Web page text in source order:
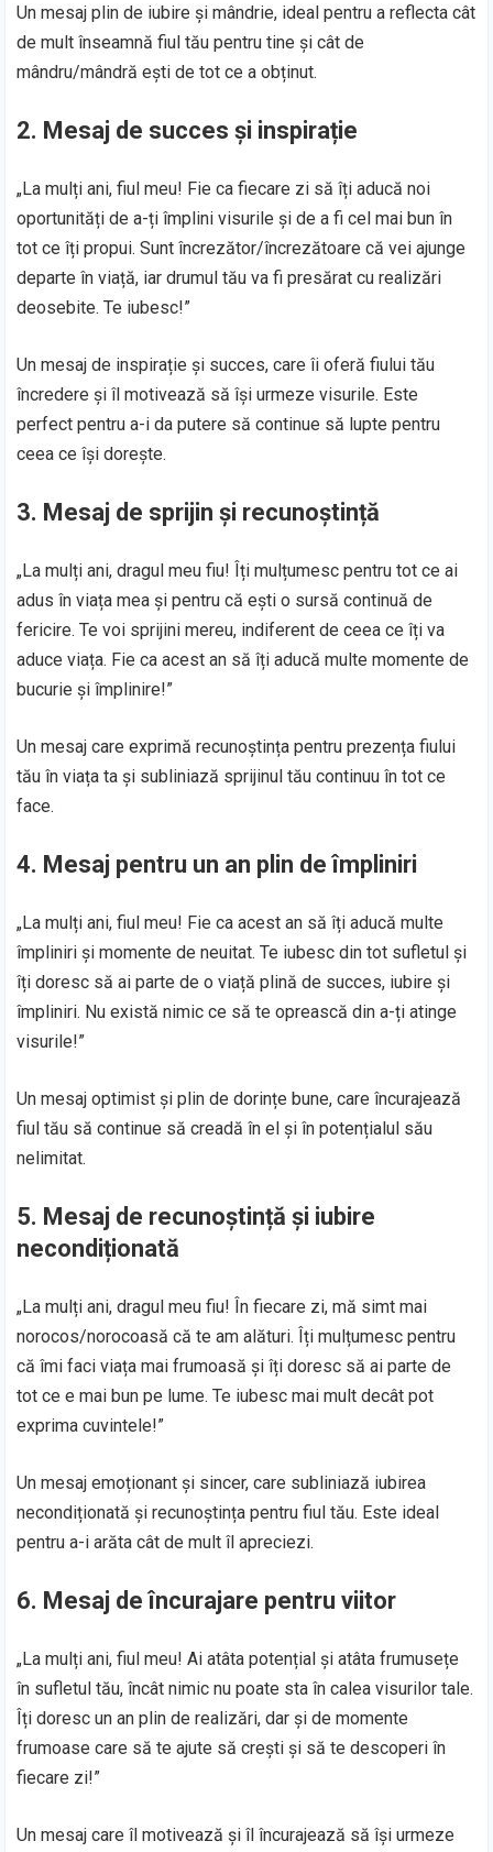
Un mesaj plin de iubire și mândrie, ideal pentru a reflecta cât
de mult înseamnă fiul tău pentru tine și cât de
mândru/mândră ești de tot ce a obținut.
2. Mesaj de succes și inspirație
„La mulți ani, fiul meu! Fie ca fiecare zi să îți aducă noi
oportunități de a-ți împlini visurile și de a fi cel mai bun în
tot ce îți propui. Sunt încrezător/încrezătoare că vei ajunge
departe în viață, iar drumul tău va fi presărat cu realizări
deosebite. Te iubesc!”
Un mesaj de inspirație și succes, care îi oferă fiului tău
încredere și îl motivează să își urmeze visurile. Este
perfect pentru a-i da putere să continue să lupte pentru
ceea ce își dorește.
3. Mesaj de sprijin și recunoștință
„La mulți ani, dragul meu fiu! Îți mulțumesc pentru tot ce ai
adus în viața mea și pentru că ești o sursă continuă de
fericire. Te voi sprijini mereu, indiferent de ceea ce îți va
aduce viața. Fie ca acest an să îți aducă multe momente de
bucurie și împlinire!”
Un mesaj care exprimă recunoștința pentru prezența fiului
tău în viața ta și subliniază sprijinul tău continuu în tot ce
face.
4. Mesaj pentru un an plin de împliniri
„La mulți ani, fiul meu! Fie ca acest an să îți aducă multe
împliniri și momente de neuitat. Te iubesc din tot sufletul și
îți doresc să ai parte de o viață plină de succes, iubire și
împliniri. Nu există nimic ce să te oprească din a-ți atinge
visurile!”
Un mesaj optimist și plin de dorințe bune, care încurajează
fiul tău să continue să creadă în el și în potențialul său
nelimitat.
5. Mesaj de recunoștință și iubire
necondiționată
„La mulți ani, dragul meu fiu! În fiecare zi, mă simt mai
norocos/norocoasă că te am alături. Îți mulțumesc pentru
că îmi faci viața mai frumoasă și îți doresc să ai parte de
tot ce e mai bun pe lume. Te iubesc mai mult decât pot
exprima cuvintele!”
Un mesaj emoționant și sincer, care subliniază iubirea
necondiționată și recunoștința pentru fiul tău. Este ideal
pentru a-i arăta cât de mult îl apreciezi.
6. Mesaj de încurajare pentru viitor
„La mulți ani, fiul meu! Ai atâta potențial și atâta frumusețe
în sufletul tău, încât nimic nu poate sta în calea visurilor tale.
Îți doresc un an plin de realizări, dar și de momente
frumoase care să te ajute să crești și să te descoperi în
fiecare zi!”
Un mesaj care îl motivează și îl încurajează să își urmeze